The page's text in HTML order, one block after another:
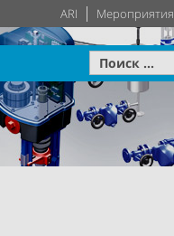
ARI Мероприятия